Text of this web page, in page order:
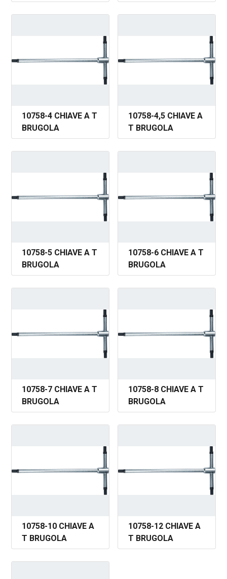
10758-4 CHIAVE A T
BRUGOLA
10758-4,5 CHIAVE A
T BRUGOLA
10758-5 CHIAVE A T
BRUGOLA
10758-6 CHIAVE A T
BRUGOLA
10758-7 CHIAVE A T
BRUGOLA
10758-8 CHIAVE A T
BRUGOLA
10758-10 CHIAVE A
T BRUGOLA
10758-12 CHIAVE A
T BRUGOLA